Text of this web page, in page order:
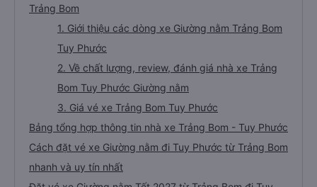
Trảng Bom
1. Giới thiệu các dòng xe Giường nằm Trảng Bom
Tuy Phước
2. Về chất lượng, review, đánh giá nhà xe Trảng
Bom Tuy Phước Giường nằm
3. Giá vé xe Trảng Bom Tuy Phước
Bảng tổng hợp thông tin nhà xe Trảng Bom - Tuy Phước
Cách đặt vé xe Giường nằm đi Tuy Phước từ Trảng Bom
nhanh và uy tín nhất